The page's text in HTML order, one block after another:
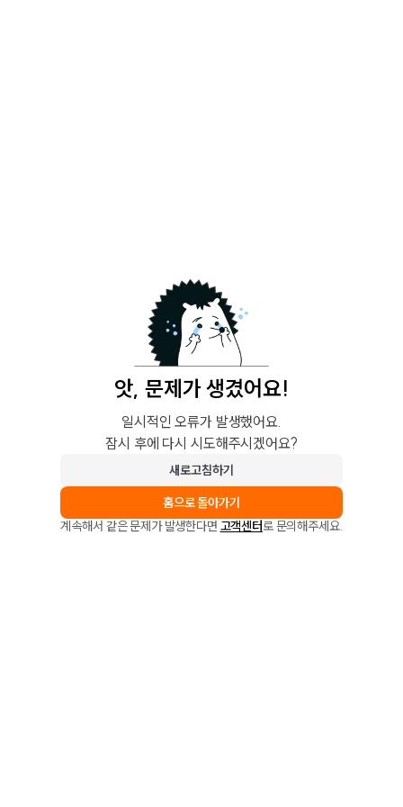
앗, 문제가 생겼어요!
일시적인 오류가 발생했어요.
잠시 후에 다시 시도해주시겠어요?
새로고침하기
홈으로 돌아가기
계속해서 같은 문제가 발생한다면 고객센터로 문의해주세요.